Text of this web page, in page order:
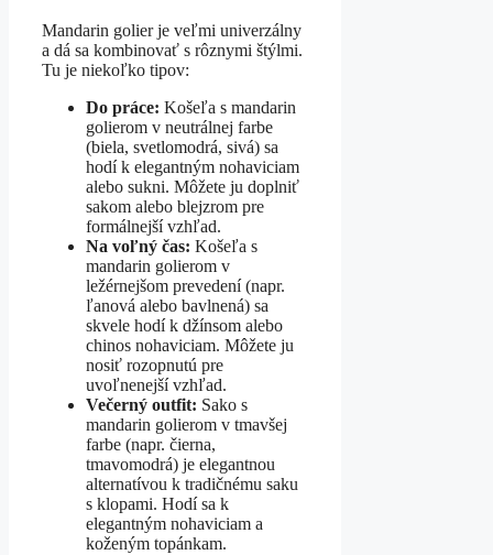
Mandarin golier je veľmi univerzálny
a dá sa kombinovať s rôznymi štýlmi.
Tu je niekoľko tipov:
Do práce: Košeľa s mandarin
golierom v neutrálnej farbe
(biela, svetlomodrá, sivá) sa
hodí k elegantným nohaviciam
alebo sukni. Môžete ju doplniť
sakom alebo blejzrom pre
formálnejší vzhľad.
Na voľný čas: Košeľa s
mandarin golierom v
ležérnejšom prevedení (napr.
ľanová alebo bavlnená) sa
skvele hodí k džínsom alebo
chinos nohaviciam. Môžete ju
nosiť rozopnutú pre
uvoľnenejší vzhľad.
Večerný outfit: Sako s
mandarin golierom v tmavšej
farbe (napr. čierna,
tmavomodrá) je elegantnou
alternatívou k tradičnému saku
s klopami. Hodí sa k
elegantným nohaviciam a
koženým topánkam.